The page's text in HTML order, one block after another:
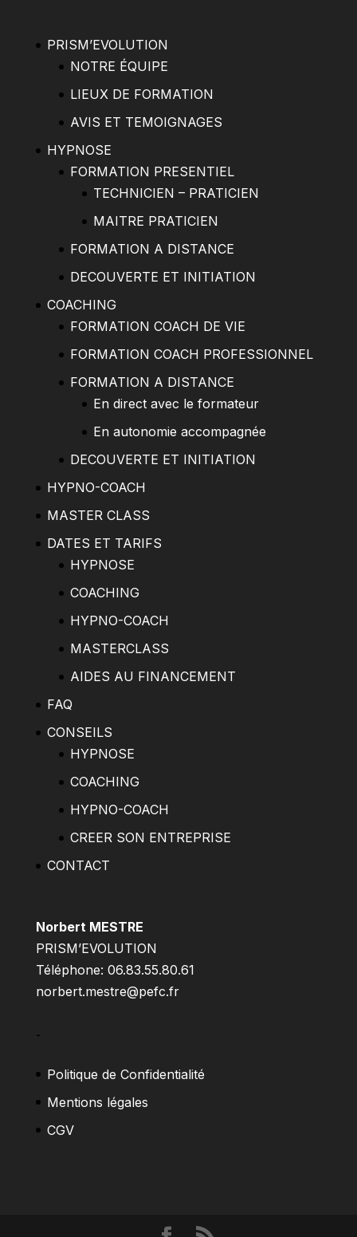
PRISM’EVOLUTION
NOTRE ÉQUIPE
LIEUX DE FORMATION
AVIS ET TEMOIGNAGES
HYPNOSE
FORMATION PRESENTIEL
TECHNICIEN – PRATICIEN
MAITRE PRATICIEN
FORMATION A DISTANCE
DECOUVERTE ET INITIATION
COACHING
FORMATION COACH DE VIE
FORMATION COACH PROFESSIONNEL
FORMATION A DISTANCE
En direct avec le formateur
En autonomie accompagnée
DECOUVERTE ET INITIATION
HYPNO-COACH
MASTER CLASS
DATES ET TARIFS
HYPNOSE
COACHING
HYPNO-COACH
MASTERCLASS
AIDES AU FINANCEMENT
FAQ
CONSEILS
HYPNOSE
COACHING
HYPNO-COACH
CREER SON ENTREPRISE
CONTACT
Norbert MESTRE
PRISM’EVOLUTION
Téléphone: 06.83.55.80.61
norbert.mestre@pefc.fr
–
Politique de Confidentialité
Mentions légales
CGV